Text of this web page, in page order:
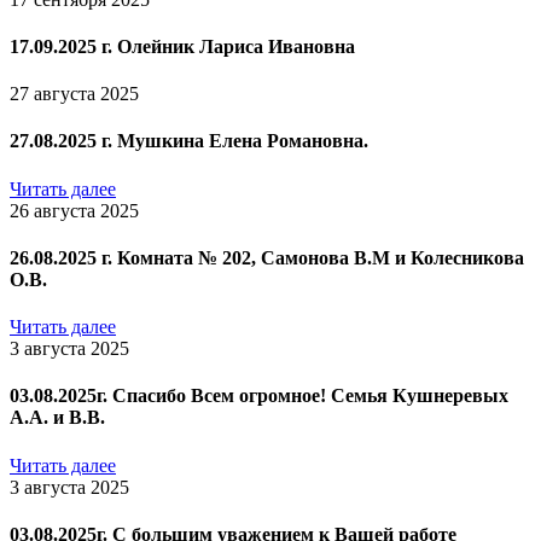
17.09.2025 г. Олейник Лариса Ивановна
27 августа 2025
27.08.2025 г. Мушкина Елена Романовна.
Читать далее
26 августа 2025
26.08.2025 г. Комната № 202, Самонова В.М и Колесникова
О.В.
Читать далее
3 августа 2025
03.08.2025г. Спасибо Всем огромное! Семья Кушнеревых
А.А. и В.В.
Читать далее
3 августа 2025
03.08.2025г. С большим уважением к Вашей работе